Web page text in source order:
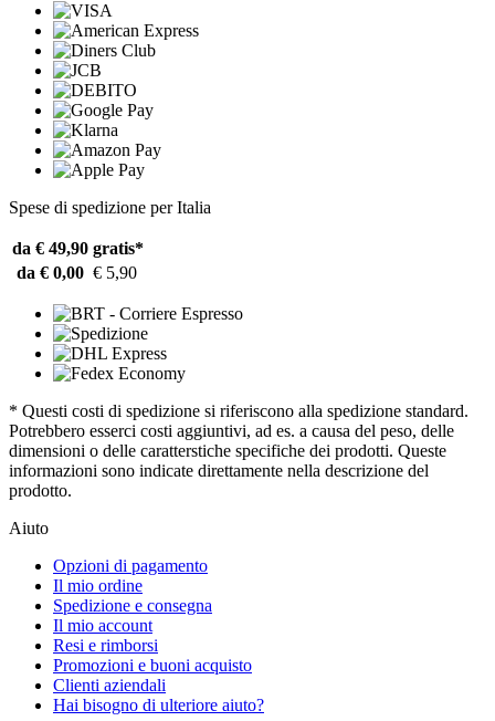
Spese di spedizione per Italia
da € 49,90 gratis*
da € 0,00 € 5,90
* Questi costi di spedizione si riferiscono alla spedizione standard.
Potrebbero esserci costi aggiuntivi, ad es. a causa del peso, delle
dimensioni o delle caratterstiche specifiche dei prodotti. Queste
informazioni sono indicate direttamente nella descrizione del
prodotto.
Aiuto
Opzioni di pagamento
Il mio ordine
Spedizione e consegna
Il mio account
Resi e rimborsi
Promozioni e buoni acquisto
Clienti aziendali
Hai bisogno di ulteriore aiuto?